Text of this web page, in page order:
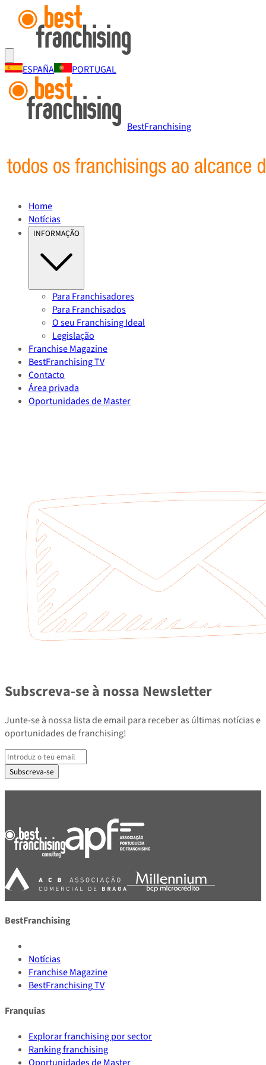
ESPAÑA PORTUGAL
BestFranchising
Home
Notícias
INFORMAÇÃO
Para Franchisadores
Para Franchisados
O seu Franchising Ideal
Legislação
Franchise Magazine
BestFranchising TV
Contacto
Área privada
Oportunidades de Master
Subscreva-se à nossa Newsletter
Junte-se à nossa lista de email para receber as últimas notícias e
oportunidades de franchising!
Subscreva-se
BestFranchising
Notícias
Franchise Magazine
BestFranchising TV
Franquias
Explorar franchising por sector
Ranking franchising